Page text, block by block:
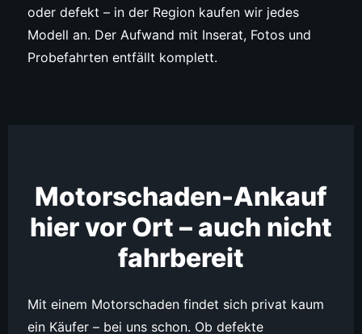
oder defekt – in der Region kaufen wir jedes
Modell an. Der Aufwand mit Inserat, Fotos und
Probefahrten entfällt komplett.
Motorschaden-Ankauf
hier vor Ort – auch nicht
fahrbereit
Mit einem Motorschaden findet sich privat kaum
ein Käufer – bei uns schon. Ob defekte